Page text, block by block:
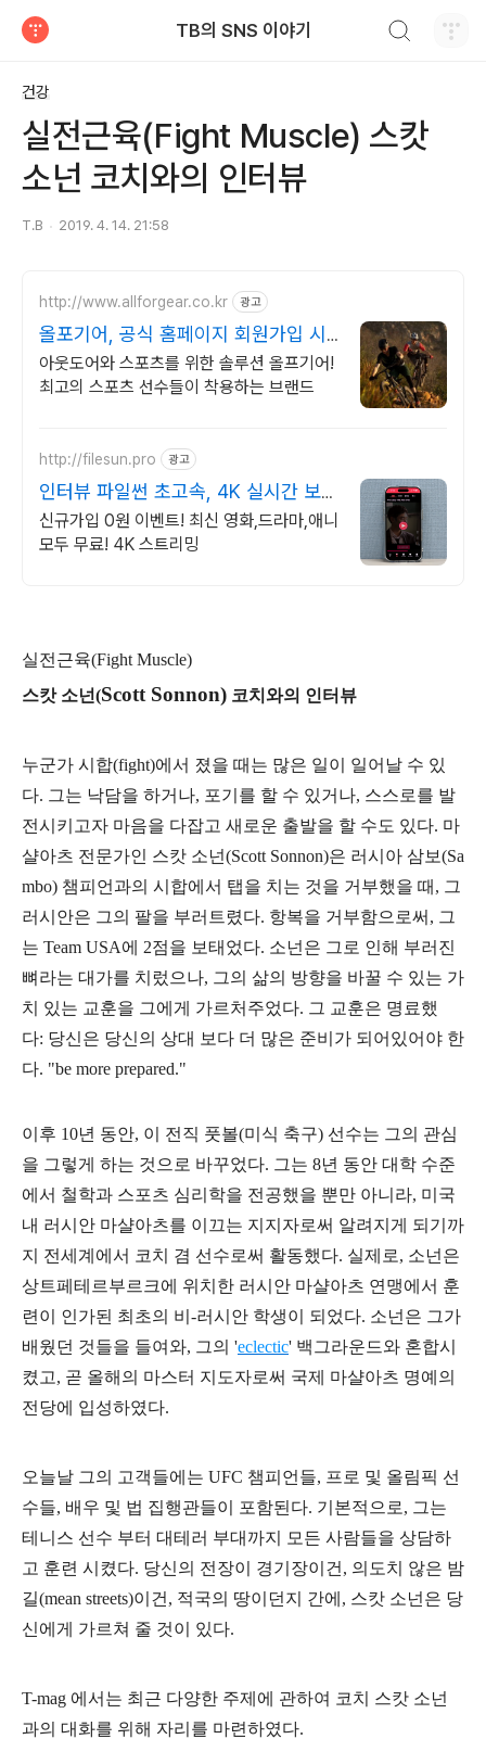
TB의 SNS 이야기
건강
실전근육(Fight Muscle) 스캇
소넌 코치와의 인터뷰
T.B 2019. 4. 14. 21:58
http://www.allforgear.co.kr 광고
올포기어, 공식 홈페이지 회원가입 시
10% 할인
아웃도어와 스포츠를 위한 솔루션 올프기어!
최고의 스포츠 선수들이 착용하는 브랜드
http://filesun.pro 광고
인터뷰 파일썬 초고속, 4K 실시간 보
기!
신규가입 0원 이벤트! 최신 영화,드라마,애니
모두 무료! 4K 스트리밍
실전근육(Fight Muscle)
스캇 소넌(Scott Sonnon) 코치와의 인터뷰
누군가 시합(fight)에서 졌을 때는 많은 일이 일어날 수 있
다. 그는 낙담을 하거나, 포기를 할 수 있거나, 스스로를 발
전시키고자 마음을 다잡고 새로운 출발을 할 수도 있다. 마
샬아츠 전문가인 스캇 소넌(Scott Sonnon)은 러시아 삼보(Sa
mbo) 챔피언과의 시합에서 탭을 치는 것을 거부했을 때, 그
러시안은 그의 팔을 부러트렸다. 항복을 거부함으로써, 그
는 Team USA에 2점을 보태었다. 소넌은 그로 인해 부러진
뼈라는 대가를 치렀으나, 그의 삶의 방향을 바꿀 수 있는 가
치 있는 교훈을 그에게 가르처주었다. 그 교훈은 명료했
다: 당신은 당신의 상대 보다 더 많은 준비가 되어있어야 한
다. "be more prepared."
이후 10년 동안, 이 전직 풋볼(미식 축구) 선수는 그의 관심
을 그렇게 하는 것으로 바꾸었다. 그는 8년 동안 대학 수준
에서 철학과 스포츠 심리학을 전공했을 뿐만 아니라, 미국
내 러시안 마샬아츠를 이끄는 지지자로써 알려지게 되기까
지 전세계에서 코치 겸 선수로써 활동했다. 실제로, 소넌은
상트페테르부르크에 위치한 러시안 마샬아츠 연맹에서 훈
련이 인가된 최초의 비-러시안 학생이 되었다. 소넌은 그가
배웠던 것들을 들여와, 그의 'eclectic' 백그라운드와 혼합시
켰고, 곧 올해의 마스터 지도자로써 국제 마샬아츠 명예의
전당에 입성하였다.
오늘날 그의 고객들에는 UFC 챔피언들, 프로 및 올림픽 선
수들, 배우 및 법 집행관들이 포함된다. 기본적으로, 그는
테니스 선수 부터 대테러 부대까지 모든 사람들을 상담하
고 훈련 시켰다. 당신의 전장이 경기장이건, 의도치 않은 밤
길(mean streets)이건, 적국의 땅이던지 간에, 스캇 소넌은 당
신에게 가르쳐 줄 것이 있다.
T-mag 에서는 최근 다양한 주제에 관하여 코치 스캇 소넌
과의 대화를 위해 자리를 마련하였다.